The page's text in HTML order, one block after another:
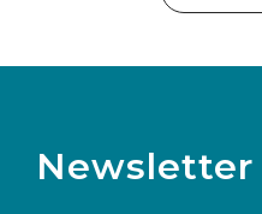
Newsletter